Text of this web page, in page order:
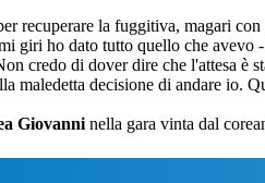
recuperare la fuggitiva, magari
giri ho dato tutto quello che avevo -
credo di dover dire che l'attesa
maledetta decisione di andare io.
Giovanni nella gara vinta dal